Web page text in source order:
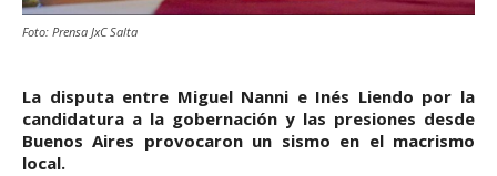
Foto: Prensa JxC Salta
La disputa entre Miguel Nanni e Inés Liendo por la
candidatura a la gobernación y las presiones desde
Buenos Aires provocaron un sismo en el macrismo
local.